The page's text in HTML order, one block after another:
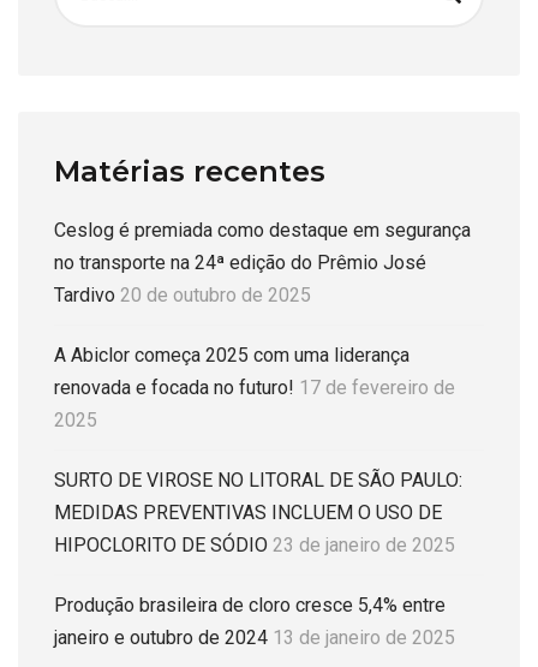
Matérias recentes
Ceslog é premiada como destaque em segurança
no transporte na 24ª edição do Prêmio José
Tardivo 20 de outubro de 2025
A Abiclor começa 2025 com uma liderança
renovada e focada no futuro! 17 de fevereiro de
2025
SURTO DE VIROSE NO LITORAL DE SÃO PAULO:
MEDIDAS PREVENTIVAS INCLUEM O USO DE
HIPOCLORITO DE SÓDIO 23 de janeiro de 2025
Produção brasileira de cloro cresce 5,4% entre
janeiro e outubro de 2024 13 de janeiro de 2025